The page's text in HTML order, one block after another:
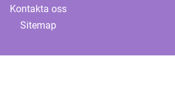
Kontakta oss
Sitemap